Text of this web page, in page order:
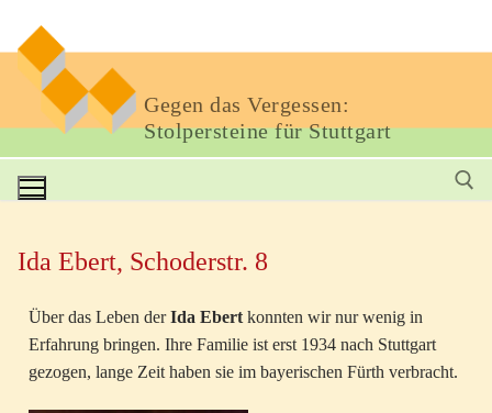
Gegen das Vergessen:
Stolpersteine für Stuttgart
Ida Ebert, Schoderstr. 8
Über das Leben derIda Ebert konnten wir nur wenig in
Erfahrung bringen. Ihre Familie ist erst 1934 nach Stuttgart
gezogen, lange Zeit haben sie im bayerischen Fürth verbracht.